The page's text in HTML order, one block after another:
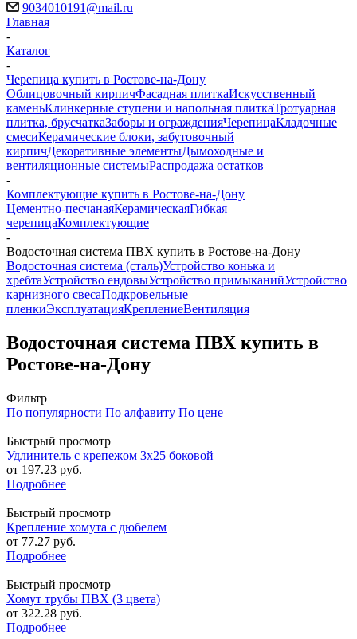
9034010191@mail.ru
Главная
-
Каталог
-
Черепица купить в Ростове-на-Дону
Облицовочный кирпичФасадная плиткаИскусственный
каменьКлинкерные ступени и напольная плиткаТротуарная
плитка, брусчаткаЗаборы и огражденияЧерепицаКладочные
смесиКерамические блоки, забутовочный
кирпичДекоративные элементыДымоходные и
вентиляционные системыРаспродажа остатков
-
Комплектующие купить в Ростове-на-Дону
Цементно-песчанаяКерамическаяГибкая
черепицаКомплектующие
-
Водосточная система ПВХ купить в Ростове-на-Дону
Водосточная система (сталь)Устройство конька и
хребтаУстройство ендовыУстройство примыканийУстройство
карнизного свесаПодкровельные
пленкиЭксплуатацияКреплениеВентиляция
Водосточная система ПВХ купить в
Ростове-на-Дону
Фильтр
По популярности По алфавиту По цене
Быстрый просмотр
Удлинитель с крепежом 3х25 боковой
от 197.23 руб.
Подробнее
Быстрый просмотр
Крепление хомута с дюбелем
от 77.27 руб.
Подробнее
Быстрый просмотр
Хомут трубы ПВХ (3 цвета)
от 322.28 руб.
Подробнее